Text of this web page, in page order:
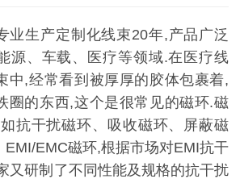
业生产定制化线束20年,产品广泛
源、车载、医疗等领域.在医疗线
中,经常看到被厚厚的胶体包裹着,
圈的东西,这个是很常见的磁环.磁
抗干扰磁环、吸收磁环、屏蔽磁
EMI/EMC磁环,根据市场对EMI抗干
又研制了不同性能及规格的抗干扰